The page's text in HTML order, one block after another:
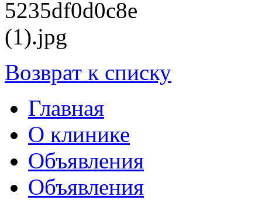
Возврат к списку
Главная
О клинике
Объявления
Объявления